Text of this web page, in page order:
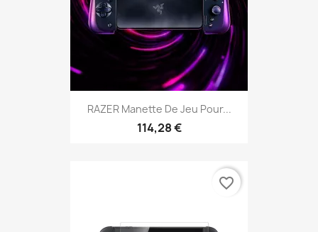
RAZER Manette De Jeu Pour...
114,28 €
favorite_border